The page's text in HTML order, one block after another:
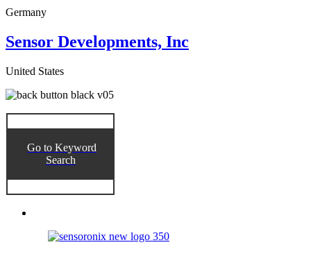
Germany
Sensor Developments, Inc
United States
Go to Keyword
Search